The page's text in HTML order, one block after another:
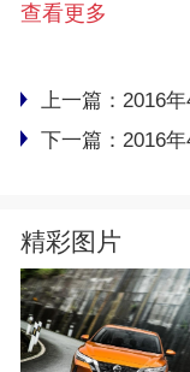
查看更多
上一篇： 2016年4
下一篇： 2016年
精彩图片